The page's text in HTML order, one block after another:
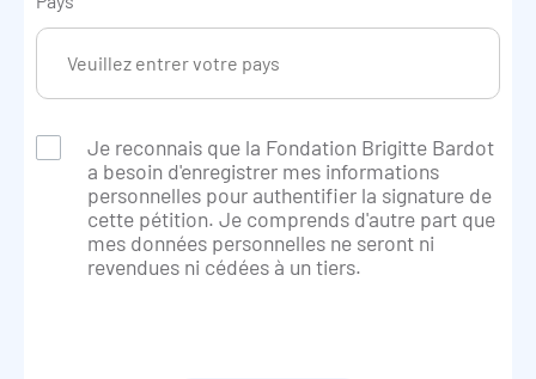
Je reconnais que la Fondation Brigitte Bardot
a besoin d'enregistrer mes informations
personnelles pour authentifier la signature de
cette pétition. Je comprends d'autre part que
mes données personnelles ne seront ni
revendues ni cédées à un tiers.